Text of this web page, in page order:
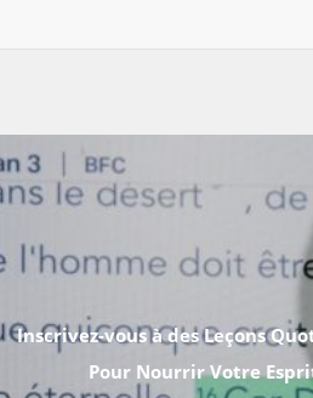
Inscrivez-vous à des Leçons
Pour Nourrir Votre